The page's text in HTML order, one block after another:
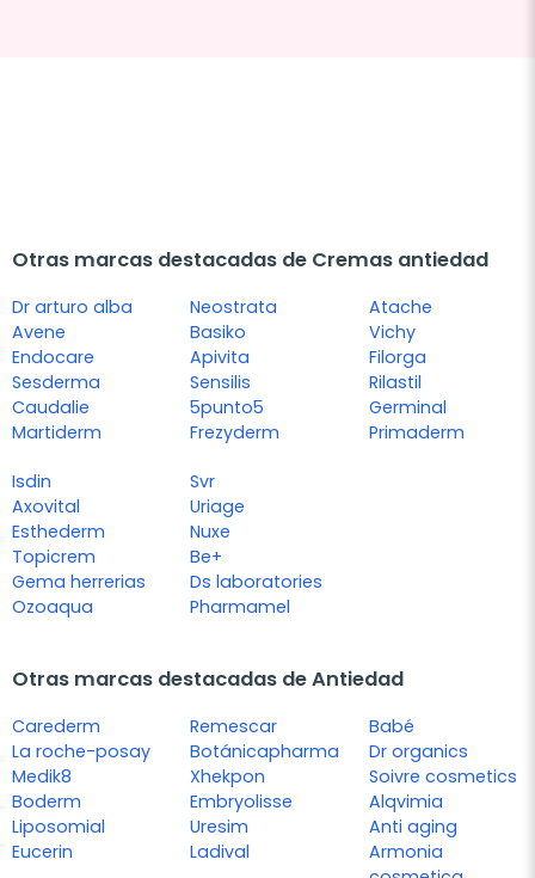
Otras marcas destacadas de Cremas antiedad
Dr arturo alba
Avene
Endocare
Sesderma
Caudalie
Martiderm
Neostrata
Basiko
Apivita
Sensilis
5punto5
Frezyderm
Atache
Vichy
Filorga
Rilastil
Germinal
Primaderm
Isdin
Axovital
Esthederm
Topicrem
Gema herrerias
Ozoaqua
Svr
Uriage
Nuxe
Be+
Ds laboratories
Pharmamel
Otras marcas destacadas de Antiedad
Carederm
La roche-posay
Medik8
Boderm
Liposomial
Eucerin
Remescar
Botánicapharma
Xhekpon
Embryolisse
Uresim
Ladival
Babé
Dr organics
Soivre cosmetics
Alqvimia
Anti aging
Armonia